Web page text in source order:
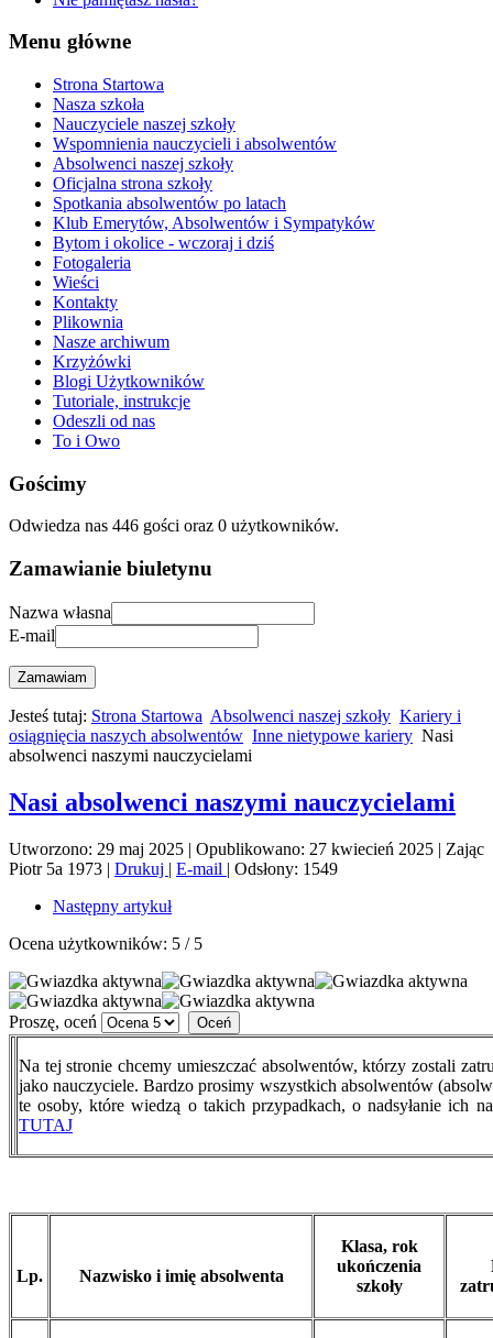
Menu główne
Strona Startowa
Nasza szkoła
Nauczyciele naszej szkoły
Wspomnienia nauczycieli i absolwentów
Absolwenci naszej szkoły
Oficjalna strona szkoły
Spotkania absolwentów po latach
Klub Emerytów, Absolwentów i Sympatyków
Bytom i okolice - wczoraj i dziś
Fotogaleria
Wieści
Kontakty
Plikownia
Nasze archiwum
Krzyżówki
Blogi Użytkowników
Tutoriale, instrukcje
Odeszli od nas
To i Owo
Gościmy
Odwiedza nas 446 gości oraz 0 użytkowników.
Zamawianie biuletynu
Nazwa własna
E-mail
Zamawiam
Jesteś tutaj: Strona Startowa Absolwenci naszej szkoły Kariery i
osiągnięcia naszych absolwentów Inne nietypowe kariery Nasi
absolwenci naszymi nauczycielami
Nasi absolwenci naszymi nauczycielami
Utworzono: 29 maj 2025 | Opublikowano: 27 kwiecień 2025 | Zając
Piotr 5a 1973 | Drukuj | E-mail | Odsłony: 1549
Następny artykuł
Ocena użytkowników: 5 / 5
Proszę, oceń
Na tej stronie chcemy umieszczać absolwentów, którzy zostali
jako nauczyciele. Bardzo prosimy wszystkich absolwentów
te osoby, które wiedzą o takich przypadkach, o nadsyłanie ich
TUTAJ
Lp. Nazwisko i imię absolwenta
Klasa, rok
ukończenia
szkoły